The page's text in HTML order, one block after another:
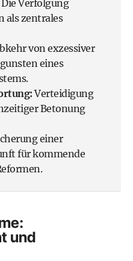
Die Verfolgung
als zentrales
von exzessiver
eines
Verteidigung
Betonung
einer
für kommende
und